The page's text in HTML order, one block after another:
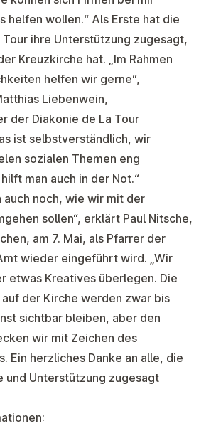
helfen wollen.“ Als Erste hat die
Tour ihre Unterstützung zugesagt,
Kreuzkirche hat. „Im Rahmen
helfen wir gerne“,
Liebenwein,
der Diakonie de La Tour
ist selbstverständlich, wir
sozialen Themen eng
man auch in der Not.“
auch noch, wie wir mit der
sollen“, erklärt Paul Nitsche,
am 7. Mai, als Pfarrer der
wieder eingeführt wird. „Wir
etwas Kreatives überlegen. Die
der Kirche werden zwar bis
sichtbar bleiben, aber den
wir mit Zeichen des
Ein herzliches Danke an alle, die
und Unterstützung zugesagt